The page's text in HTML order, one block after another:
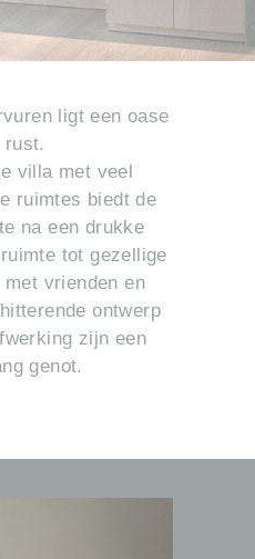
ligt een oase
rust.
villa met veel
ruimtes biedt de
na een drukke
tot gezellige
vrienden en
ontwerp
zijn een
genot.